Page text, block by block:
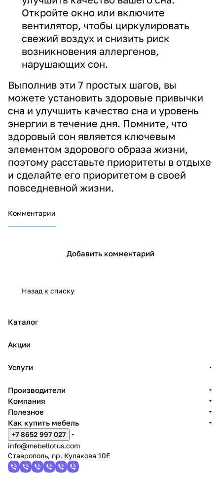
Откройте окно или включите
вентилятор, чтобы циркулировать
свежий воздух и снизить риск
возникновения аллергенов,
нарушающих сон.
Выполнив эти 7 простых шагов, вы
можете установить здоровые привычки
сна и улучшить качество сна и уровень
энергии в течение дня. Помните, что
здоровый сон является ключевым
элементом здорового образа жизни,
поэтому расставьте приоритеты в отдыхе
и сделайте его приоритетом в своей
повседневной жизни.
Комментарии
Добавить комментарий
Назад к списку
Каталог
Акции
Услуги
Производители
Компания
Полезное
Как купить мебель
+7 8652 997 027
info@mebellotus.com
Ставрополь, пр. Кулакова 10Е